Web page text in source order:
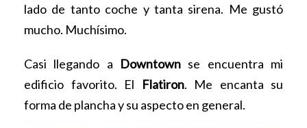
lado de tanto coche y tanta sirena. Me gustó
mucho. Muchísimo.
Casi llegando a Downtown se encuentra mi
edificio favorito. El
Flatiron. Me encanta su
forma de plancha y su aspecto en general.